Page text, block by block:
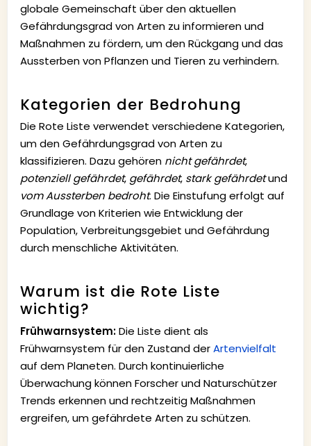
globale Gemeinschaft über den aktuellen
Gefährdungsgrad von Arten zu informieren und
Maßnahmen zu fördern, um den Rückgang und das
Aussterben von Pflanzen und Tieren zu verhindern.
Kategorien der Bedrohung
Die Rote Liste verwendet verschiedene Kategorien,
um den Gefährdungsgrad von Arten zu
klassifizieren. Dazu gehören nicht gefährdet,
potenziell gefährdet, gefährdet, stark gefährdetund
vom Aussterben bedroht. Die Einstufung erfolgt auf
Grundlage von Kriterien wie Entwicklung der
Population, Verbreitungsgebiet und Gefährdung
durch menschliche Aktivitäten.
Warum ist die Rote Liste
wichtig?
Frühwarnsystem:Die Liste dient als
Frühwarnsystem für den Zustand derArtenvielfalt
auf dem Planeten. Durch kontinuierliche
Überwachung können Forscher und Naturschützer
Trends erkennen und rechtzeitig Maßnahmen
ergreifen, um gefährdete Arten zu schützen.